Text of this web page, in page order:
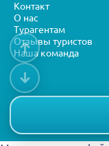
Контакт
О нас
Турагентам
Отзывы туристов
Наша команда
Представленная на
не
↑
↓